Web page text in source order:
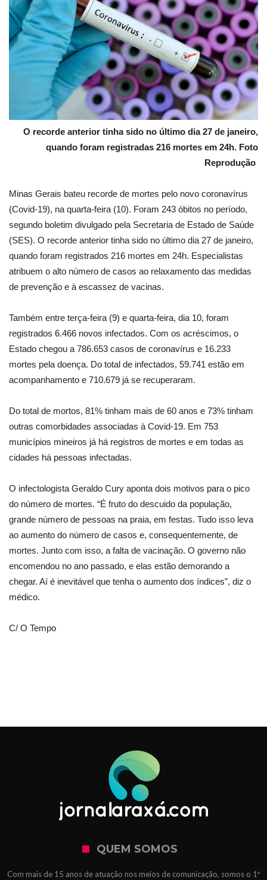
O recorde anterior tinha sido no último dia 27 de janeiro,
quando foram registradas 216 mortes em 24h. Foto
Reprodução
Minas Gerais bateu recorde de mortes pelo novo coronavírus
(Covid-19), na quarta-feira (10). Foram 243 óbitos no período,
segundo boletim divulgado pela Secretaria de Estado de Saúde
(SES). O recorde anterior tinha sido no último dia 27 de janeiro,
quando foram registrados 216 mortes em 24h. Especialistas
atribuem o alto número de casos ao relaxamento das medidas
de prevenção e à escassez de vacinas.
Também entre terça-feira (9) e quarta-feira, dia 10, foram
registrados 6.466 novos infectados. Com os acréscimos, o
Estado chegou a 786.653 casos de coronavírus e 16.233
mortes pela doença. Do total de infectados, 59.741 estão em
acompanhamento e 710.679 já se recuperaram.
Do total de mortos, 81% tinham mais de 60 anos e 73% tinham
outras comorbidades associadas à Covid-19. Em 753
municípios mineiros já há registros de mortes e em todas as
cidades há pessoas infectadas.
O infectologista Geraldo Cury aponta dois motivos para o pico
do número de mortes. “É fruto do descuido da população,
grande número de pessoas na praia, em festas. Tudo isso leva
ao aumento do número de casos e, consequentemente, de
mortes. Junto com isso, a falta de vacinação. O governo não
encomendou no ano passado, e elas estão demorando a
chegar. Aí é inevitável que tenha o aumento dos índices”, diz o
médico.
C/ O Tempo
QUEM SOMOS
Com mais de 15 anos de atuação nos meios de comunicação, somos o 1º